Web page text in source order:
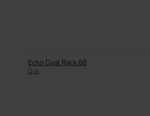
Echo Coat Rack 88
Oak